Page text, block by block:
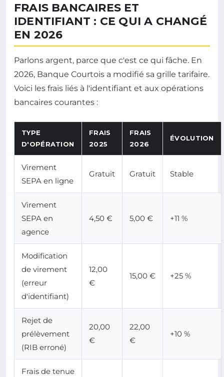
FRAIS BANCAIRES ET
IDENTIFIANT : CE QUI A CHANGÉ
EN 2026
Parlons argent, parce que c'est ce qui fâche. En
2026, Banque Courtois a modifié sa grille tarifaire.
Voici les frais liés à l'identifiant et aux opérations
bancaires courantes :
TYPE
D'OPÉRATION
FRAIS
2025
FRAIS
2026
ÉVOLUTION
Virement
SEPA en ligne
Gratuit Gratuit Stable
Virement
SEPA en
agence
4,50 € 5,00 € +11 %
Modification
de virement
(erreur
d'identifiant)
12,00
€
15,00 € +25 %
Rejet de
prélèvement
(RIB erroné)
20,00
€
22,00
€
+10 %
Frais de tenue